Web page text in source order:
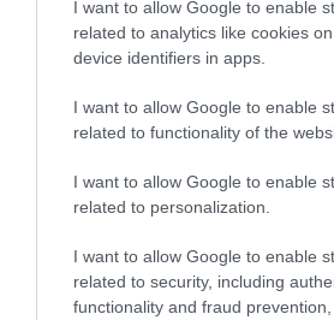
I want to allow Google to enable
related to analytics like cookies
device identifiers in apps.
I want to allow Google to enable
related to functionality of the
I want to allow Google to enable
related to personalization.
I want to allow Google to enable
related to security, including
functionality and fraud
v=oErRmbpyqL4
Nevetés és Hűvös Légkör: